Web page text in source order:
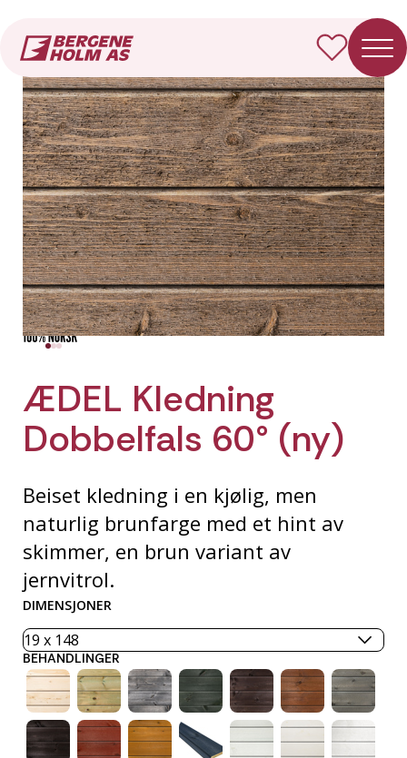
ÆDEL Kledning
Dobbelfals 60° (ny)
Beiset kledning i en kjølig, men
naturlig brunfarge med et hint av
skimmer, en brun variant av
jernvitrol.
DIMENSJONER
BEHANDLINGER